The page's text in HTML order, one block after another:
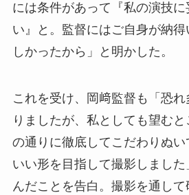
には条件があって『私の演技
い』と。監督にはご自身が納
しかったから」と明かした。
これを受け、岡﨑監督も「恐
りましたが、私としても望む
の通りに徹底してこだわりぬ
いい形を目指して撮影しまし
んだことを告白。撮影を通し